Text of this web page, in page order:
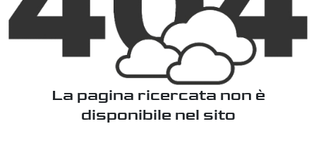
La pagina ricercata non è
disponibile nel sito